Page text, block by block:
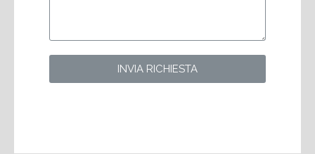
INVIA RICHIESTA